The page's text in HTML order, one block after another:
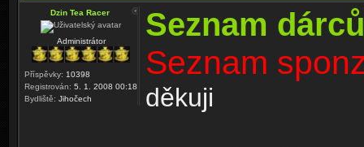
Dzin Tea Racer
Administrátor
Příspěvky: 10398
Registrován: 5. 1. 2008 00:18
Bydliště: Jihočech
Seznam
Seznam
děkuji